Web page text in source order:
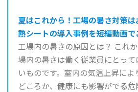
夏はこれから！工場の暑さ対策
熱シートの導入事例を短編動画で
工場内の暑さの原因とは？ これ
場内の暑さは働く従業員にとっ
いものです。室内の気温上昇に
どころか、健康にも影響がでる